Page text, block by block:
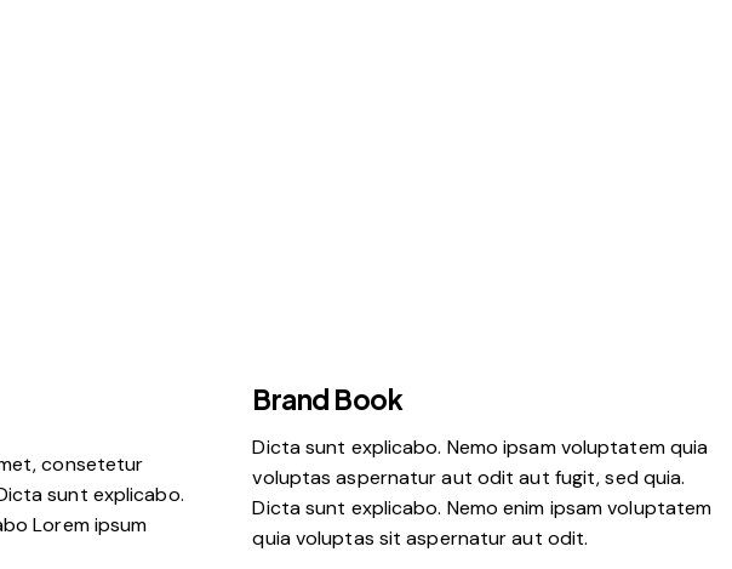
consetetur
sunt explicabo.
Lorem ipsum
Brand Book
Dicta sunt explicabo. Nemo ipsam voluptatem quia
voluptas aspernatur aut odit aut fugit, sed quia.
Dicta sunt explicabo. Nemo enim ipsam voluptatem
quia voluptas sit aspernatur aut odit.